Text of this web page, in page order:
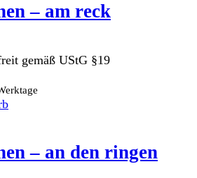
– am reck
gemäß UStG §19
– an den ringen